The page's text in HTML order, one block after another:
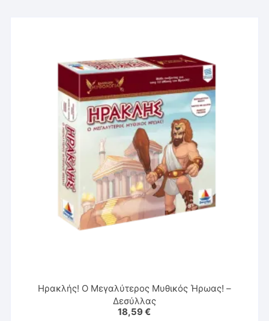
Ηρακλής! Ο Μεγαλύτερος Μυθικός Ήρωας! –
Δεσύλλας
18,59€